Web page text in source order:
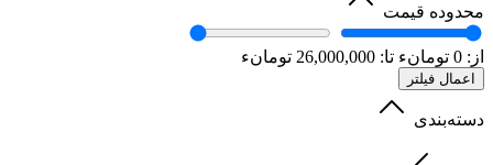
محدوده قیمت
از: 0 تومانء تا: 26,000,000 تومانء
اعمال فیلتر
دسته‌بندی